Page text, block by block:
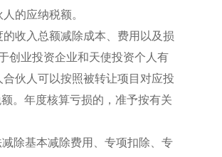
的应纳税额。
收入总额减除成本、费用以及损
创业投资企业和天使投资个人有
伙人可以按照被转让项目对应投
。年度核算亏损的，准予按有关
除基本减除费用、专项扣除、专